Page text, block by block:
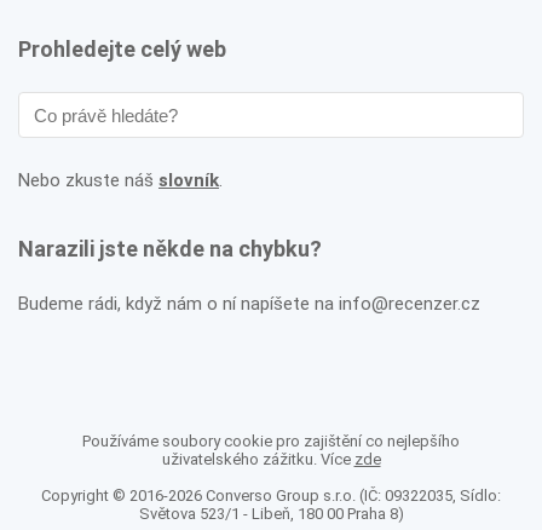
Prohledejte celý web
Nebo zkuste náš slovník.
Narazili jste někde na chybku?
Budeme rádi, když nám o ní napíšete na info@recenzer.cz
Používáme soubory cookie pro zajištění co nejlepšího
uživatelského zážitku. Více zde
Copyright © 2016-2026 Converso Group s.r.o. (IČ: 09322035, Sídlo:
Světova 523/1 - Libeň, 180 00 Praha 8)